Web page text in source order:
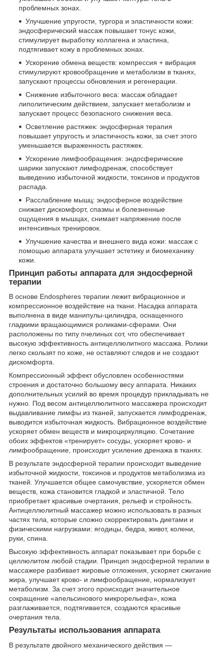
проблемных зонах.
Улучшение упругости, тургора и эластичности кожи:
эндосферический массаж повышает тонус кожи,
стимулирует выработку коллагена и эластина,
подтягивает кожу в проблемных зонах.
Ускорение обмена веществ: компрессия + вибрация
стимулируют кровообращение и метаболизм в тканях,
запускают процессы обновления и регенерации.
Снижение избыточного веса: массаж обладает
липолитическим действием, запускает метаболизм и
запускает процесс безопасного снижения веса.
Осветление растяжек: эндосферная терапия
повышает упругость и эластичность кожи, за счет этого
уменьшается выраженность растяжек.
Ускорение лимфообращения: эндосферические
шарики запускают лимфодренаж, способствует
выведению избыточной жидкости, токсинов и продуктов
распада.
Расслабление мышц: эндосферное воздействие
снижает дискомфорт, спазмы и болезненные
ощущения в мышцах, снимает напряжение после
интенсивных тренировок.
Улучшение качества и внешнего вида кожи: массаж с
помощью аппарата улучшает эстетику и биомеханику
кожи.
Принцип работы аппарата для эндосферной
терапии
В основе Endospheres терапии лежит вибрационное и
компрессионное воздействие на ткани. Насадка аппарата
выполнена в виде манипулы-цилиндра, оснащенного
гладкими вращающимися роликами-сферами. Они
расположены по типу пчелиных сот, что обеспечивает
высокую эффективность антицеллюлитного массажа. Ролики
легко скользят по коже, не оставляют следов и не создают
дискомфорта.
Компрессионный эффект обусловлен особенностями
строения и достаточно большому весу аппарата. Никаких
дополнительных усилий во время процедур прикладывать не
нужно. Под весом антицеллюлитного массажера происходит
выдавливание лимфы из тканей, запускается лимфодренаж,
выводится избыточная жидкость. Вибрационное воздействие
ускоряет обмен веществ и микроциркуляцию. Сочетание
обоих эффектов «тренирует» сосуды, ускоряет крово- и
лимфообращение, происходит усиление дренажа в тканях.
В результате эндосферной терапии происходит выведение
избыточной жидкости, токсинов и продуктов метаболизма из
тканей. Улучшается общее самочувствие, ускоряется обмен
веществ, кожа становится гладкой и эластичной. Тело
приобретает красивые очертания, рельеф и стройность.
Антицеллюлитный массажер можно использовать в разных
частях тела, которые сложно скорректировать диетами и
физическими нагрузками: ягодицы, бедра, живот, колени,
руки, спина.
Высокую эффективность аппарат показывает при борьбе с
целлюлитом любой стадии. Принцип эндосферной терапии в
массажере разбивает жировые отложения, ускоряет сжигание
жира, улучшает крово- и лимфообращение, нормализует
метаболизм. За счет этого происходит значительное
сокращение «апельсинового микрорельефа», кожа
разглаживается, подтягивается, создаются красивые
очертания тела.
Результаты использования аппарата
В результате двойного механического действия —